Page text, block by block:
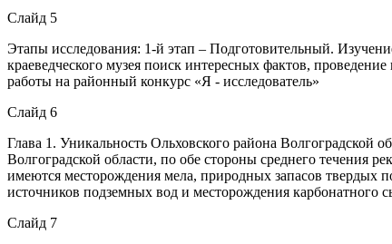
Слайд 5
Этапы исследования: 1-й этап – Подготовительный.
краеведческого музея поиск интересных фактов,
работы на районный конкурс «Я - исследователь»
Слайд 6
Глава 1. Уникальность Ольховского района
Волгоградской области, по обе стороны среднего течения
имеются месторождения мела, природных запасов твердых
источников подземных вод и месторождения карбонатного
Слайд 7